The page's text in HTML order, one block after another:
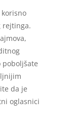
rejtinga.
poboljšate
da je
oglasnici